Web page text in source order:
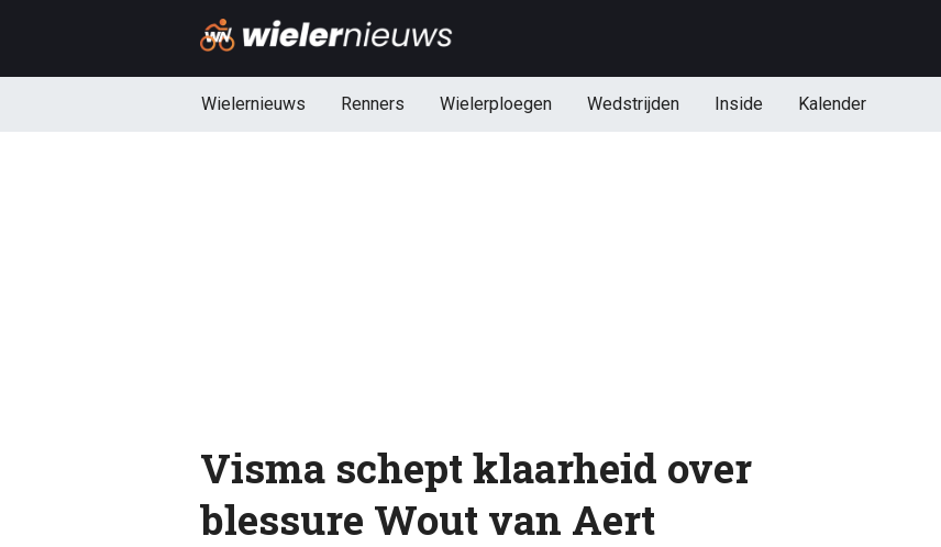
Wielernieuws Renners Wielerploegen Wedstrijden Inside Kalender
Visma schept klaarheid over
blessure Wout van Aert